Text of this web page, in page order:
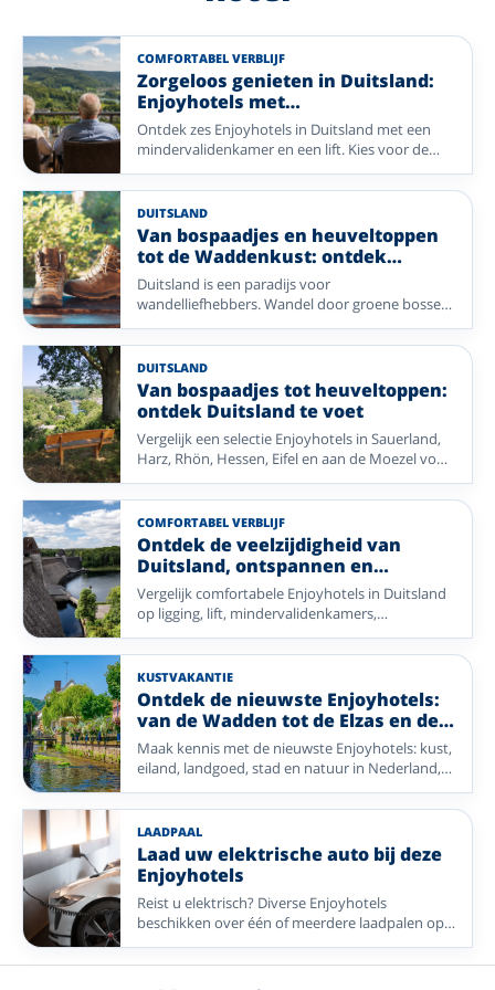
COMFORTABEL VERBLIJF
Zorgeloos genieten in Duitsland:
Enjoyhotels met
mindervalidekamers
Ontdek zes Enjoyhotels in Duitsland met een
mindervalidenkamer en een lift. Kies voor de
wijngaarden van de Moezel, de frisse zeelucht
aan de Duitse Waddenkust, de heuvels van het
Sauerland, de gastvrijheid van het Münsterland
of de natuur van de Eifel en geniet zorgeloos van
een ontspannen vakantie.
DUITSLAND
Van bospaadjes en heuveltoppen
tot de Waddenkust: ontdek
Duitsland te voet
Duitsland is een paradijs voor
wandelliefhebbers. Wandel door groene bossen,
over rustige paden en langs prachtige
landschappen in regio’s als het Sauerland, de
Harz, Eifel en Rhön. Ook het Lahntal en de
Waddenkust laten u genieten van verrassende
natuur en mooie wandelroutes. Met een
comfortabel Enjoyhotel als uitvalsbasis ontdekt
u de mooiste plekken op uw eigen tempo en
combineert u actief bezig zijn met heerlijk
ontspannen.
DUITSLAND
Van bospaadjes tot heuveltoppen:
ontdek Duitsland te voet
Vergelijk een selectie Enjoyhotels in Sauerland,
Harz, Rhön, Hessen, Eifel en aan de Moezel voor
een wandelvakantie door gevarieerde natuur.
COMFORTABEL VERBLIJF
Ontdek de veelzijdigheid van
Duitsland, ontspannen en
ontzorgd met Enjoyhotels
Vergelijk comfortabele Enjoyhotels in Duitsland
op ligging, lift, mindervalidenkamers,
eenpersoonskamers en mogelijkheden voor
ontspanning.
KUSTVAKANTIE
Ontdek de nieuwste Enjoyhotels:
van de Wadden tot de Elzas en de
Ardennen tot de Eifel
Maak kennis met de nieuwste Enjoyhotels: kust,
eiland, landgoed, stad en natuur in Nederland,
België, Duitsland en Frankrijk.
LAADPAAL
Laad uw elektrische auto bij deze
Enjoyhotels
Reist u elektrisch? Diverse Enjoyhotels
beschikken over één of meerdere laadpalen op
eigen terrein, die u tegen betaling kunt
gebruiken.